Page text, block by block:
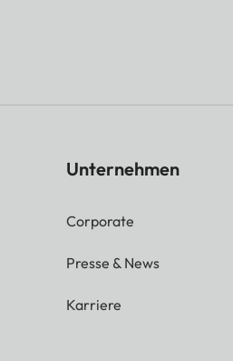
Unternehmen
Corporate
Presse & News
Karriere